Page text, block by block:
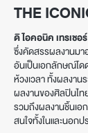
THE
ดิ ไอคอนิค เทรเชอร์
ซึ่งคัดสรรผลงานมา
อันเป็นเอกลักษณ์โ
ห้วงเวลา ทั้งผลงา
ผลงานของศิลปินไท
รวมถึงผลงานชิ้นเอ
สนใจทั้งในและนอกป